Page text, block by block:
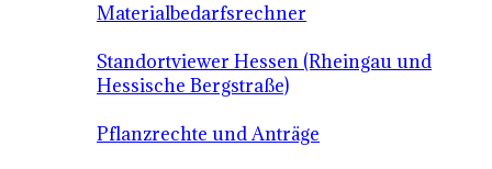
Materialbedarfsrechner
Standortviewer Hessen (Rheingau und
Hessische Bergstraße)
Pflanzrechte und Anträge